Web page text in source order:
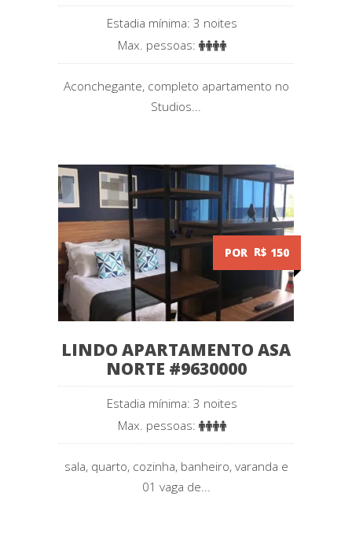
Estadia mínima: 3 noites
Max. pessoas:
Aconchegante, completo apartamento no
Studios...
POR R$ 150
LINDO APARTAMENTO ASA
NORTE #9630000
Estadia mínima: 3 noites
Max. pessoas:
sala, quarto, cozinha, banheiro, varanda e
01 vaga de...